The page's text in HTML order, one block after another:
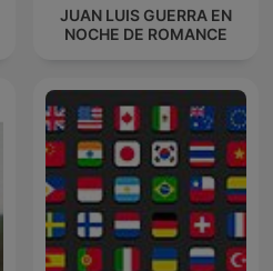
JUAN LUIS GUERRA EN
NOCHE DE ROMANCE